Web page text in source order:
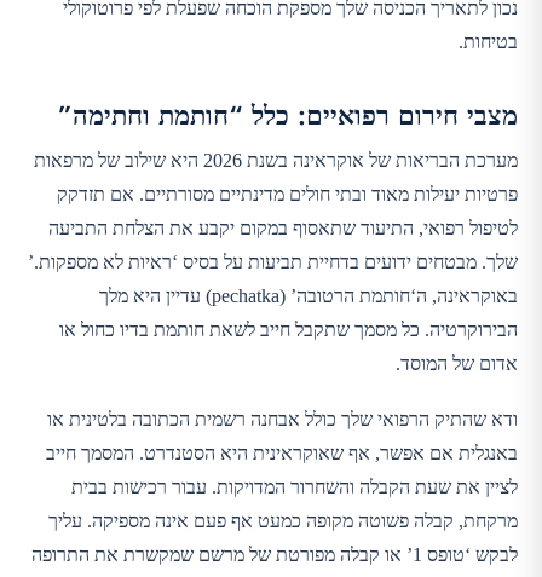
נכון לתאריך הכניסה שלך מספקת הוכחה שפעלת לפי פרוטוקולי
בטיחות.
מצבי חירום רפואיים: כלל “חותמת וחתימה”
מערכת הבריאות של אוקראינה בשנת 2026 היא שילוב של מרפאות
פרטיות יעילות מאוד ובתי חולים מדינתיים מסורתיים. אם תזדקק
לטיפול רפואי, התיעוד שתאסוף במקום יקבע את הצלחת התביעה
שלך. מבטחים ידועים בדחיית תביעות על בסיס ‘ראיות לא מספקות.’
באוקראינה, ה‘חותמת הרטובה’ (pechatka) עדיין היא מלך
הבירוקרטיה. כל מסמך שתקבל חייב לשאת חותמת בדיו כחול או
אדום של המוסד.
ודא שהתיק הרפואי שלך כולל אבחנה רשמית הכתובה בלטינית או
באנגלית אם אפשר, אף שאוקראינית היא הסטנדרט. המסמך חייב
לציין את שעת הקבלה והשחרור המדויקות. עבור רכישות בבית
מרקחת, קבלה פשוטה מקופה כמעט אף פעם אינה מספיקה. עליך
לבקש ‘טופס 1’ או קבלה מפורטת של מרשם שמקשרת את התרופה